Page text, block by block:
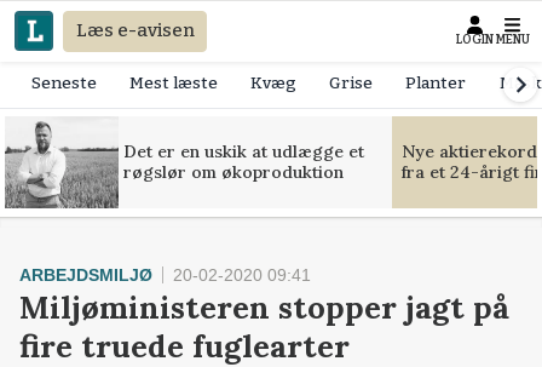
Læs e-avisen LOGIN MENU
Seneste Mest læste Kvæg Grise Planter
Det er en uskik at udlægge et
røgslør om økoproduktion
Nye
fra et 24-årigt
ARBEJDSMILJØ 20-02-2020 09:41
Miljøministeren stopper jagt på
fire truede fuglearter